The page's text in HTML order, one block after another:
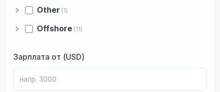
Other (1)
Offshore (11)
Зарплата от (USD)